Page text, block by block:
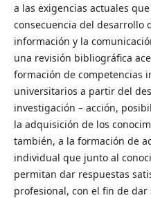
a las exigencias actuales
consecuencia del desarrollo
información y la
una revisión bibliográfica
formación de competencias
universitarios a partir del
investigación – acción,
la adquisición de los
también, a la formación de
individual que junto al
permitan dar respuestas
profesional, con el fin de